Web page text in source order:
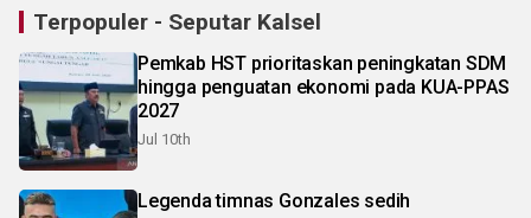
Terpopuler - Seputar Kalsel
Pemkab HST prioritaskan peningkatan SDM
hingga penguatan ekonomi pada KUA-PPAS
2027
Jul 10th
Legenda timnas Gonzales sedih